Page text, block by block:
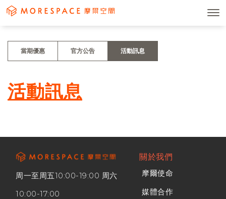
當期優惠 官方公告 活動訊息
活動訊息
周一至周五10:00-19:00 周六
10:00-17:00
關於我們
摩爾使命
媒體合作